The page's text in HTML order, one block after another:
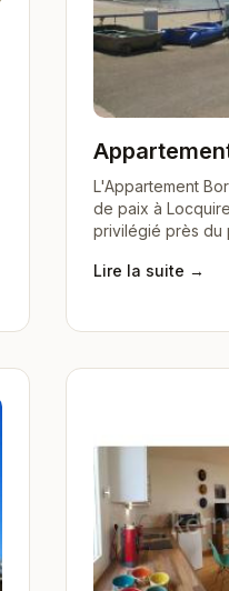
L'Appartement
de paix à
privilégié près du
Lire la suite →